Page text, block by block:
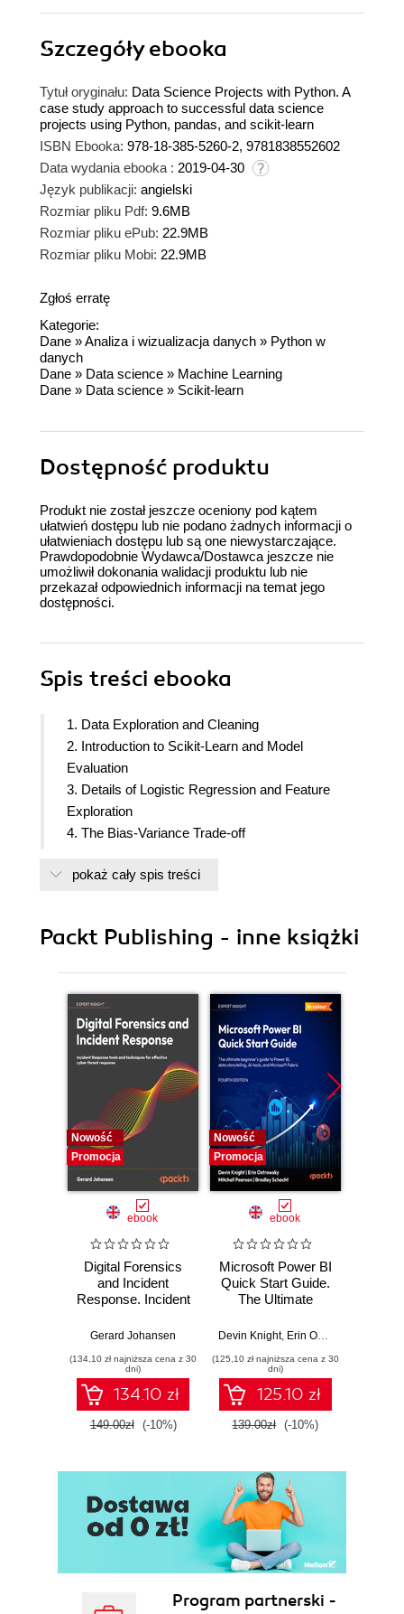
Szczegółyebooka
Tytuł oryginału: Data Science Projects with Python. A
case study approach to successful data science
projects using Python, pandas, and scikit-learn
ISBN Ebooka: 978-18-385-5260-2, 9781838552602
Data wydania ebooka : 2019-04-30
Język publikacji: angielski
Rozmiar pliku Pdf: 9.6MB
Rozmiar pliku ePub: 22.9MB
Rozmiar pliku Mobi: 22.9MB
Zgłoś erratę
Kategorie:
Dane »Analiza i wizualizacja danych » Python w
danych
Dane » Data science » Machine Learning
Dane » Data science » Scikit-learn
Dostępność produktu
Produkt nie został jeszcze oceniony pod kątem
ułatwień dostępu lub nie podano żadnych informacji o
ułatwieniach dostępu lub są one niewystarczające.
Prawdopodobnie Wydawca/Dostawca jeszcze nie
umożliwił dokonania walidacji produktu lub nie
przekazał odpowiednich informacji na temat jego
dostępności.
Spis treści ebooka
1. Data Exploration and Cleaning
2. Introduction to Scikit-Learn and Model
Evaluation
3. Details of Logistic Regression and Feature
Exploration
4. The Bias-Variance Trade-off
6. Imputation of Missing Data, Financial Analysis,
pokaż cały spis treści
Packt Publishing - inne książki
Nowość
Promocja
ebook
Digital Forensics
and Incident
Response. Incident
and techniques for
threat response -
Fourth Edition
Gerard Johansen
(134,10 zł najniższa cena z 30
dni)
134.10 zł
149.00zł (-10%)
Nowość
Promocja
ebook
Microsoft Power BI
Quick Start Guide.
The Ultimate
to Power BI, Data
Tools, and
Microsoft Fabric -
Fourth Edition
Devin Knight, Erin Ostrowsky
(125,10 zł najniższa cena z 30
dni)
125.10 zł
139.00zł (-10%)
Program partnerski -